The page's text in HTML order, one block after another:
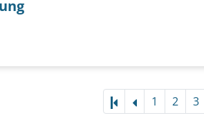
anzeigen
1 2 3